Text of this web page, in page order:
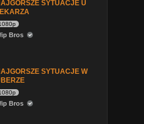
SYTUACJE U
Bros
SYTUACJE W
Bros